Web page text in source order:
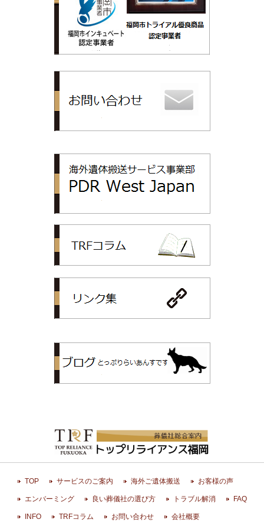
TOP サービスのご案内 海外ご遺体搬送 お客様の声
エンバーミング 良い葬儀社の選び方 トラブル解消 FAQ
INFO TRFコラム お問い合わせ 会社概要